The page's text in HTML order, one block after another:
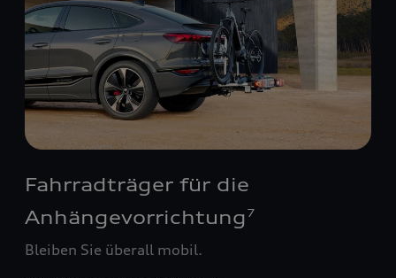
Fahrradträger für die
Anhängevorrichtung 7
Bleiben Sie überall mobil.